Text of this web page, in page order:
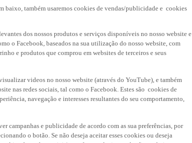
baixo, também usaremos cookies de vendas/publicidade e cookies
dos nossos produtos e serviços disponíveis no nosso website e
o Facebook, baseados na sua utilização do nosso website, com
e produtos que comprou em websites de terceiros e seus
videos no nosso website (através do YouTube), e também
nas redes sociais, tal como o Facebook. Estes são cookies de
navegação e interesses resultantes do seu comportamento,
campanhas e publicidade de acordo com as sua preferências, por
o botão. Se não deseja aceitar esses cookies ou deseja